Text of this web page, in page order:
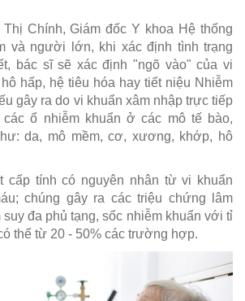
Chính, Giám đốc Y khoa Hệ thống
và người lớn, khi xác định tình trạng
bác sĩ sẽ xác định "ngõ vào" của vi
hấp, hệ tiêu hóa hay tiết niệu Nhiễm
gây ra do vi khuẩn xâm nhập trực tiếp
ổ nhiễm khuẩn ở các mô tế bào,
da, mô mềm, cơ, xương, khớp, hô
cấp tính có nguyên nhân từ vi khuẩn
chúng gây ra các triệu chứng lâm
đa phủ tạng, sốc nhiễm khuẩn với tỉ
thể từ 20 - 50% các trường hợp.